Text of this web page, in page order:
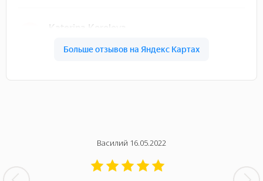
Василий 16.05.2022